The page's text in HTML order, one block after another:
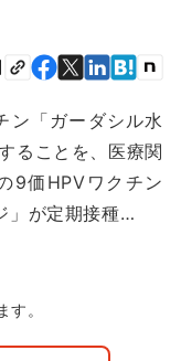
「ガーダシル水
ることを、医療関
9価HPVワクチン
」が定期接種…
。